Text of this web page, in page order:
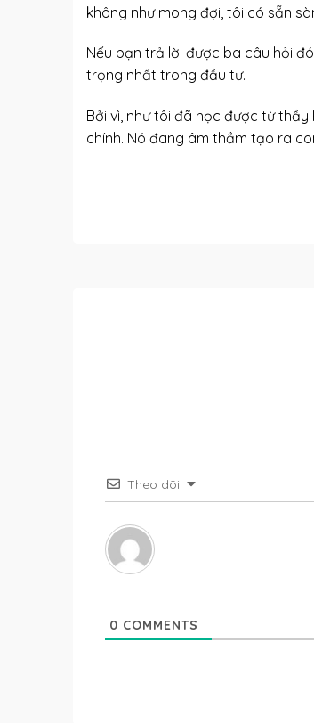
không như mong đợi, tôi có sẵn
Nếu bạn trả lời được ba câu hỏi
trọng nhất trong đầu tư.
Bởi vì, như tôi đã học được từ
chính. Nó đang âm thầm tạo ra
Theo dõi
0 COMMENTS